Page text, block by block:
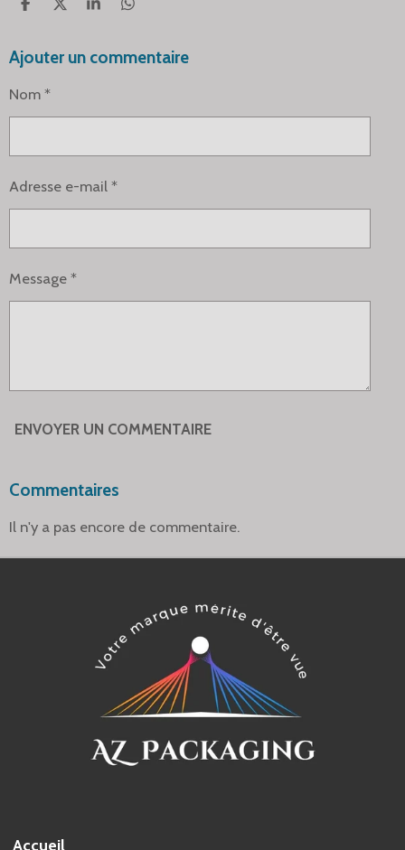
P
T
E
R
P
T
R
P
T
R
P
T
R
Ajouter un commentaire
Nom *
Adresse e-mail *
Message *
ENVOYER UN COMMENTAIRE
Commentaires
Il n'y a pas encore de commentaire.
Accueil